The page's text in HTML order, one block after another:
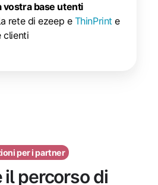
vostra base utenti
rete di ezeep e ThinPrint e
clienti
per i partner
il percorso di